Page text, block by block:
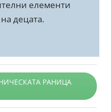
елементи
децата.
РАНИЦА